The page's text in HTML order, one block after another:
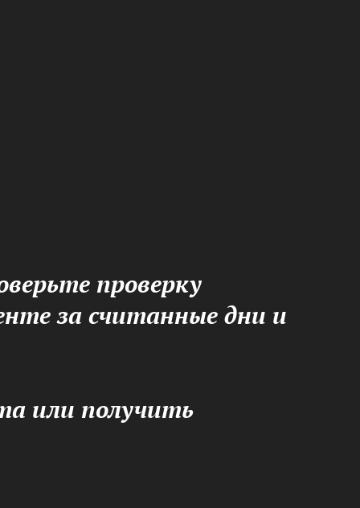
проверку
за считанные дни и
или получить